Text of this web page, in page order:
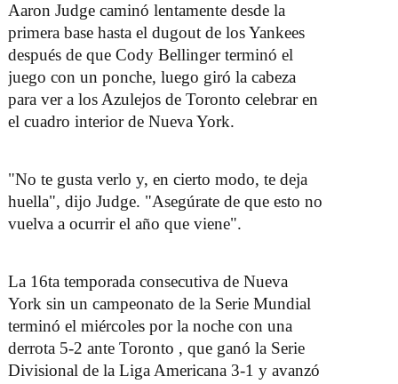
c
e
b
o
o
k
o
n
i
t
t
e
r
I
n
n
k
e
d
i
n
o
n
n
t
e
r
e
s
c
o
n
a
t
s
A
p
p
o
n
l
e
g
r
a
m
o
n
Aaron Judge caminó lentamente desde la
primera base hasta el dugout de los Yankees
después de que Cody Bellinger terminó el
juego con un ponche, luego giró la cabeza
para ver a los Azulejos de Toronto celebrar en
el cuadro interior de Nueva York.
"No te gusta verlo y, en cierto modo, te deja
huella", dijo Judge. "Asegúrate de que esto no
vuelva a ocurrir el año que viene".
La 16ta temporada consecutiva de Nueva
York sin un campeonato de la Serie Mundial
terminó el miércoles por la noche con una
derrota 5-2 ante Toronto , que ganó la Serie
Divisional de la Liga Americana 3-1 y avanzó